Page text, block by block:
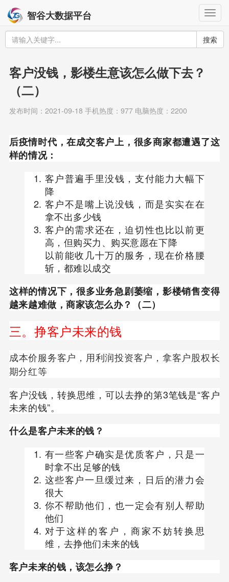
智谷大数据平台
搜索
客户没钱，影楼生意该怎么做下去？
（二）
发布时间：2021-09-18 手机热度：977 电脑热度：2200
后疫情时代，在成交客户上，很多商家都遭遇了这
样的情况：
客户普遍手里没钱，支付能力大幅下
降
客户不是嘴上说没钱，而是实实在在
拿不出多少钱
客户的需求还在，迫切性也比以前更
高，但购买力、购买意愿在下降
以前能收几十万的服务，现在价格腰
斩，都难以成交
这样的情况下，很多业务急剧萎缩，影楼销售变得
越来越难做，商家该怎么办？（二）
三。挣客户未来的钱
成本价服务客户，用利润投资客户，拿客户股权长
期分红等
客户没钱，转换思维，可以去挣的第3笔钱是“客户
未来的钱”。
什么是客户未来的钱？
有一些客户确实是优质客户，只是一
时拿不出足够的钱
这些客户一旦缓过来，日后的潜力会
很大
你不帮助他们，也一定会有别人帮助
他们
对于这样的客户，商家不妨转换思
维，去挣他们未来的钱
客户未来的钱，该怎么挣？